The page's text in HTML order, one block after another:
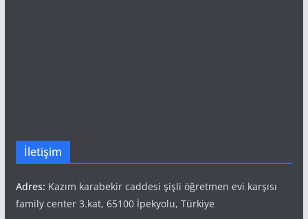
İletişim
Adres: Kazım karabekir caddesi şişli öğretmen evi karşısı
family center 3.kat, 65100 İpekyolu, Türkiye